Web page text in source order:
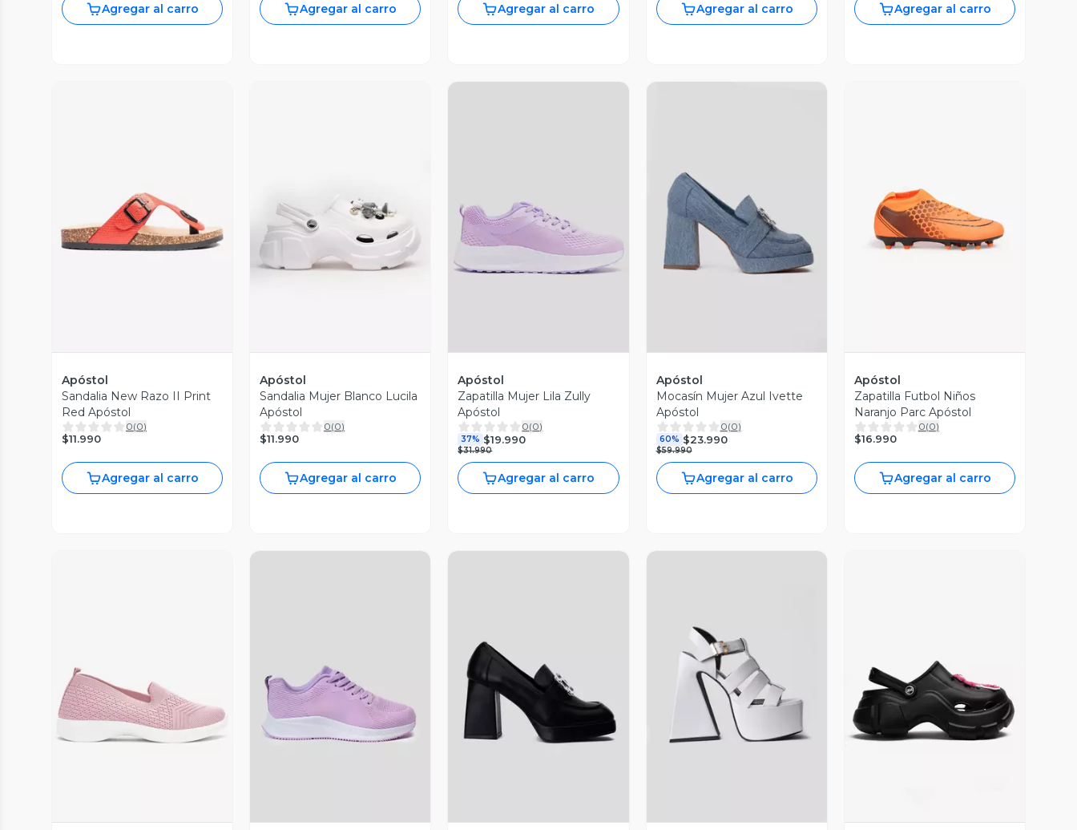
Agregar al carro Agregar al carro Agregar al carro Agregar al carro Agregar al carro
Vista Previa
Apóstol
Sandalia New Razo II Print
Red Apóstol
0(0)
$11.990
Agregar al carro
Vista Previa
Apóstol
Sandalia Mujer Blanco Lucila
Apóstol
0(0)
$11.990
Agregar al carro
Vista Previa
Apóstol
Zapatilla Mujer Lila Zully
Apóstol
0(0)
37% $19.990
$31.990
Agregar al carro
Vista Previa
Apóstol
Mocasín Mujer Azul Ivette
Apóstol
0(0)
60% $23.990
$59.990
Agregar al carro
Vista Previa
Apóstol
Zapatilla Futbol Niños
Naranjo Parc Apóstol
0(0)
$16.990
Agregar al carro
Vista Previa Vista Previa Vista Previa Vista Previa Vista Previa